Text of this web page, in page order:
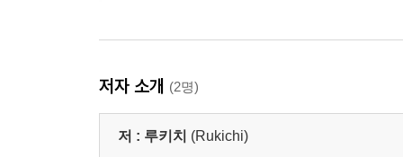
저자 소개 (2명)
저 : 루키치 (Rukichi)